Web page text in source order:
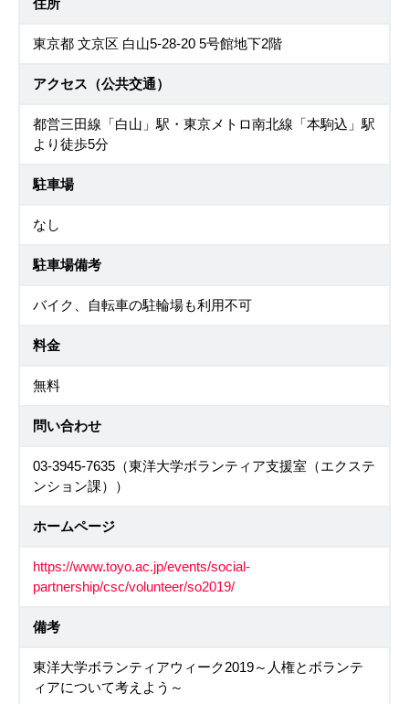
住所
東京都 文京区 白山5-28-20 5号館地下2階
アクセス（公共交通）
都営三田線「白山」駅・東京メトロ南北線「本駒込」駅
より徒歩5分
駐車場
なし
駐車場備考
バイク、自転車の駐輪場も利用不可
料金
無料
問い合わせ
03-3945-7635（東洋大学ボランティア支援室（エクステ
ンション課））
ホームページ
https://www.toyo.ac.jp/events/social-
partnership/csc/volunteer/so2019/
備考
東洋大学ボランティアウィーク2019～人権とボランテ
ィアについて考えよう～